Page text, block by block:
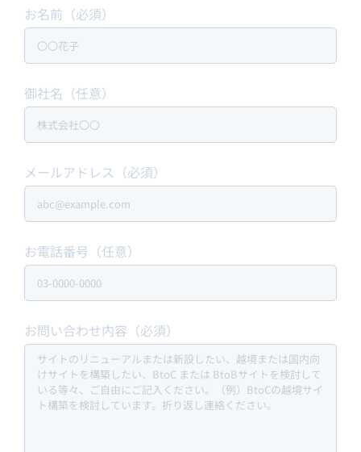
お名前（必須）
御社名（任意）
メールアドレス（必須）
お電話番号（任意）
お問い合わせ内容（必須）